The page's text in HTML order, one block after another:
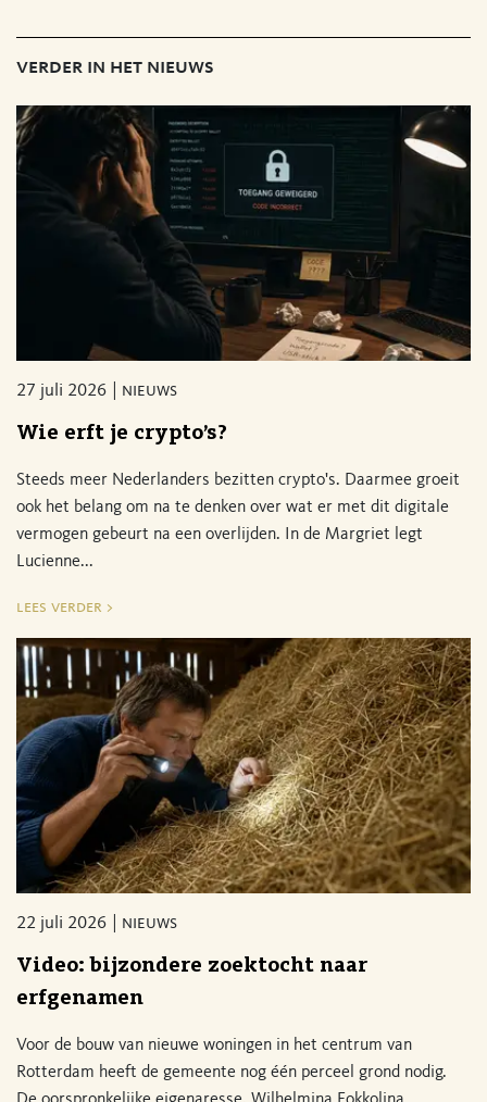
verder in het nieuws
27 juli 2026 nieuws
Wie erft je crypto’s?
Steeds meer Nederlanders bezitten crypto's. Daarmee groeit
ook het belang om na te denken over wat er met dit digitale
vermogen gebeurt na een overlijden. In de Margriet legt
Lucienne...
lees verder >
22 juli 2026 nieuws
Video: bijzondere zoektocht naar
erfgenamen
Voor de bouw van nieuwe woningen in het centrum van
Rotterdam heeft de gemeente nog één perceel grond nodig.